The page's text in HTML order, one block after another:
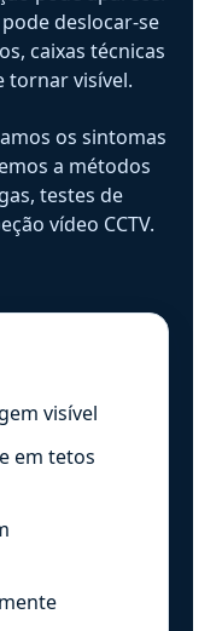
deslocar-se
caixas técnicas
tornar visível.
os sintomas
a métodos
testes de
vídeo CCTV.
visível
em tetos